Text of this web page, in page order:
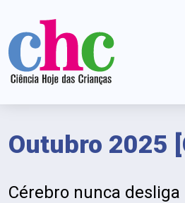
Outubro 2025
Revista Falada com Audiodescrição
Cérebro nunca desliga